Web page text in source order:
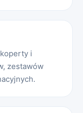
i
zestawów